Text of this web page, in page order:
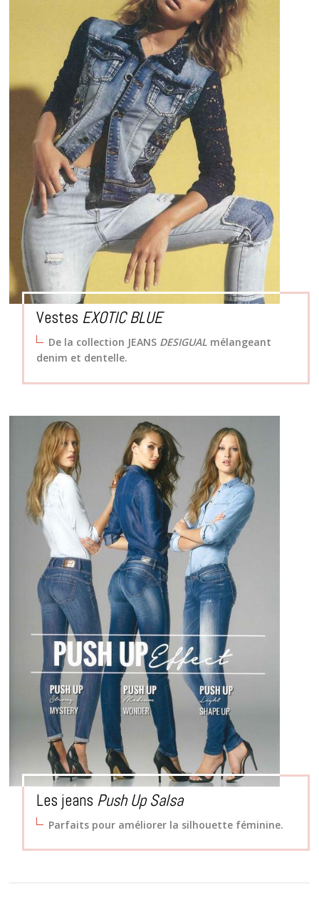
Vestes EXOTIC BLUE
De la collection JEANS DESIGUALmélangeant
denim et dentelle.
Les jeans Push Up Salsa
Parfaits pour améliorer la silhouette féminine.